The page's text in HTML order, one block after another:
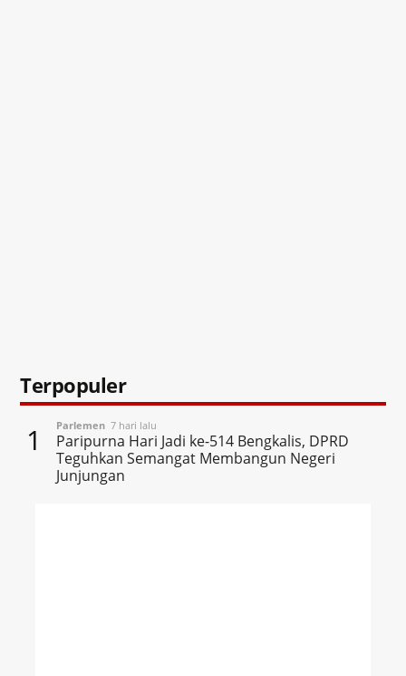
Terpopuler
1 Parlemen 7 hari lalu
Paripurna Hari Jadi ke-514 Bengkalis, DPRD
Teguhkan Semangat Membangun Negeri
Junjungan